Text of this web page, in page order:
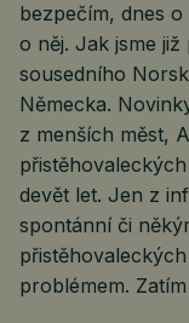
bezpečím, dnes
o něj. Jak jsme
sousedního
Německa.
z menších měst,
devět let. Jen z
spontánní či
problémem.